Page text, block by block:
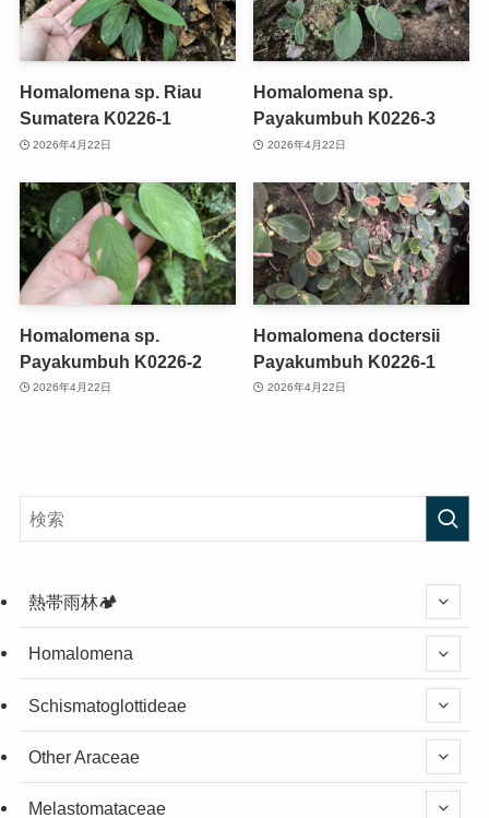
Homalomena sp. Riau
Sumatera K0226-1
2026年4月22日
Homalomena sp.
Payakumbuh K0226-3
2026年4月22日
Homalomena sp.
Payakumbuh K0226-2
2026年4月22日
Homalomena doctersii
Payakumbuh K0226-1
2026年4月22日
熱帯雨林🏕️
Homalomena
Schismatoglottideae
Other Araceae
Melastomataceae